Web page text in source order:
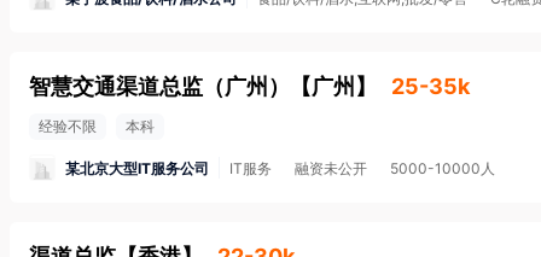
智慧交通渠道总监（广州） 【广州 】 25-35k
经验不限 本科
某北京大型IT服务公司 IT服务 融资未公开 5000-10000人